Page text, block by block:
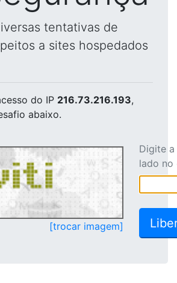
tentativas de
a sites hospedados
do IP 216.73.216.193,
abaixo.
[trocar imagem]
Digite
lado no